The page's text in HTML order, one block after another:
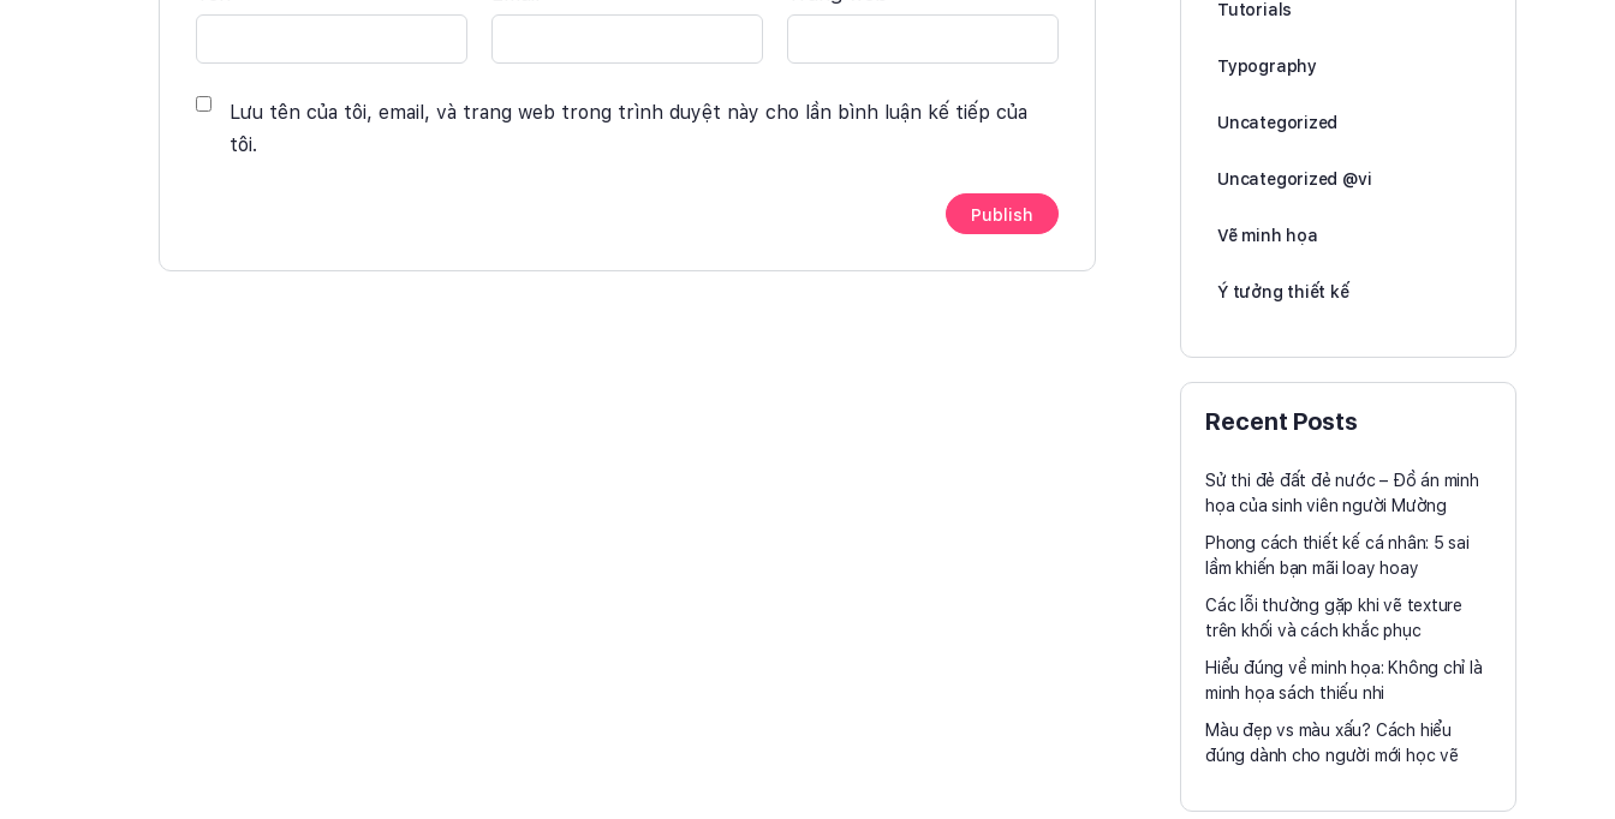
Lưu tên của tôi, email, và trang web trong trình duyệt này cho lần bình luận kế tiếp của
tôi.
Tutorials
Typography
Uncategorized
Uncategorized @vi
Vẽ minh họa
Ý tưởng thiết kế
Recent Posts
Sử thi đẻ đất đẻ nước – Đồ án minh
họa của sinh viên người Mường
Phong cách thiết kế cá nhân: 5 sai
lầm khiến bạn mãi loay hoay
Các lỗi thường gặp khi vẽ texture
trên khối và cách khắc phục
Hiểu đúng về minh họa: Không chỉ là
minh họa sách thiếu nhi
Màu đẹp vs màu xấu? Cách hiểu
đúng dành cho người mới học vẽ